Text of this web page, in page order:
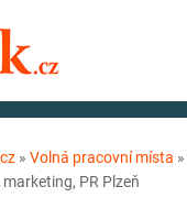
» Volná pracovní místa »
PR Plzeň